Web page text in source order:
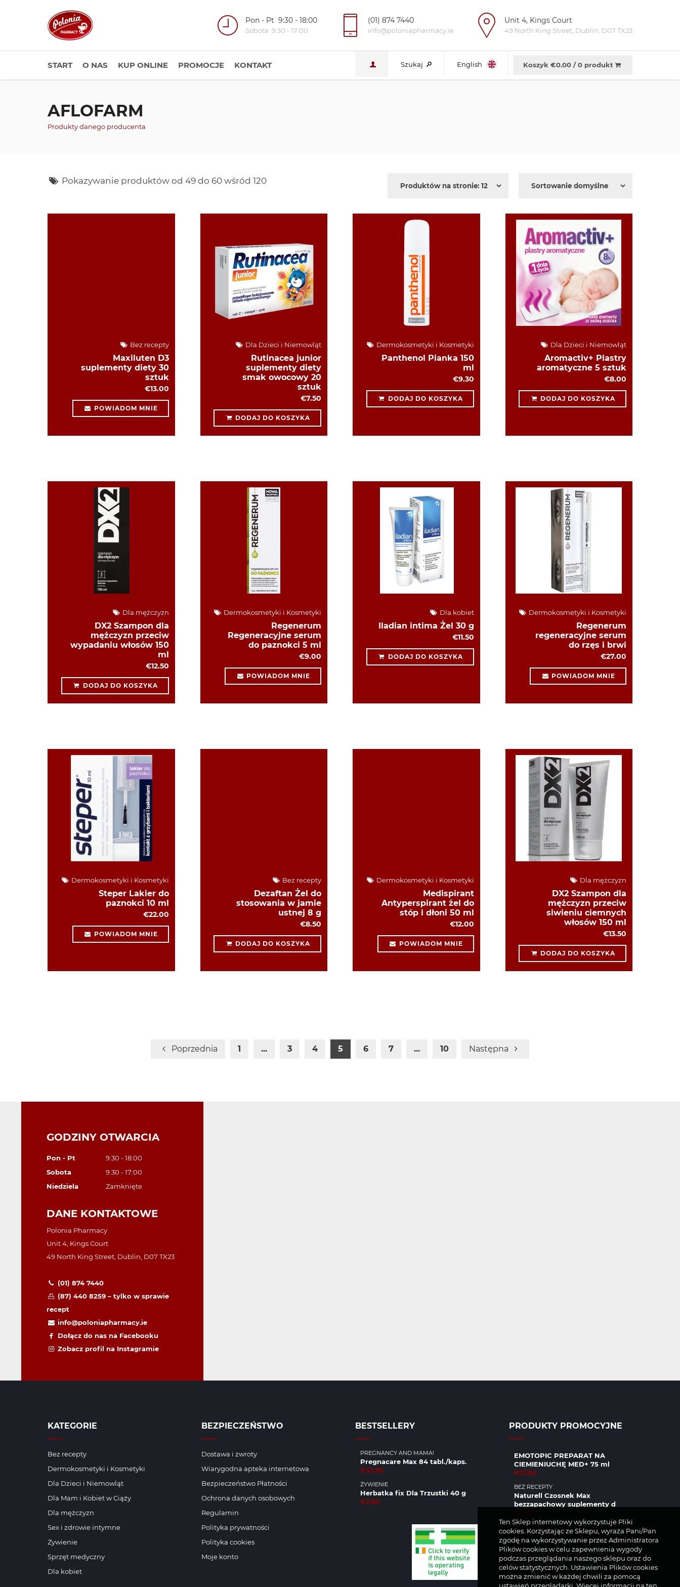
Pon - Pt 9:30 - 18:00
Sobota 9:30 - 17:00
(01) 874 7440
info@poloniapharmacy.ie
Unit 4, Kings Court
49 North King Street, Dublin, D07 TX23
Szukaj English Koszyk €0.00/0 produkt
START O NAS KUP ONLINE PROMOCJE KONTAKT
Ten Sklep internetowy wykorzystuje Pliki
cookies. Korzystając ze Sklepu, wyraża Pani/Pan
zgodę na wykorzystywanie przez Administratora
Plików cookies w celu zapewnienia wygody
podczas przeglądania naszego sklepu oraz do
celów statystycznych. Ustawienia Plików cookies
można zmienić w każdej chwili za pomocą
AFLOFARM
Produkty danego producenta
Pokazywanie produktów od 49 do 60 wśród 120
Bez recepty
Maxiluten D3
suplementy diety 30
sztuk
€13.00
POWIADOM MNIE
Dla Dzieci i Niemowląt
Rutinacea junior
suplementy diety
smak owocowy 20
sztuk
€7.50
DODAJ DO KOSZYKA
Dermokosmetyki i Kosmetyki
Panthenol Pianka 150
ml
€9.30
DODAJ DO KOSZYKA
Dla Dzieci i Niemowląt
Aromactiv+ Plastry
aromatyczne 5 sztuk
€8.00
DODAJ DO KOSZYKA
Dla mężczyzn
DX2 Szampon dla
mężczyzn przeciw
wypadaniu włosów 150
ml
€12.50
DODAJ DO KOSZYKA
Dermokosmetyki i Kosmetyki
Regenerum
Regeneracyjne serum
do paznokci 5 ml
€9.00
POWIADOM MNIE
Dla kobiet
Iladian intima Żel 30 g
€11.50
DODAJ DO KOSZYKA
Dermokosmetyki i Kosmetyki
Regenerum
regeneracyjne serum
do rzęs i brwi
€27.00
POWIADOM MNIE
Dermokosmetyki i Kosmetyki
Steper Lakier do
paznokci 10 ml
€22.00
POWIADOM MNIE
Bez recepty
Dezaftan Żel do
stosowania w jamie
ustnej 8 g
€8.50
DODAJ DO KOSZYKA
Dermokosmetyki i Kosmetyki
Medispirant
Antyperspirant żel do
stóp i dłoni 50 ml
€12.00
POWIADOM MNIE
Dla mężczyzn
DX2 Szampon dla
mężczyzn przeciw
siwieniu ciemnych
włosów 150 ml
€13.50
DODAJ DO KOSZYKA
Poprzednia 1 ... 3 4 5 6 7 ... 10 Następna
GODZINY OTWARCIA
Pon - Pt
9:30 - 18:00
Sobota
9:30 - 17:00
Niedziela
Zamknięte
DANE KONTAKTOWE
Polonia Pharmacy
Unit 4, Kings Court
49 North King Street, Dublin, D07 TX23
(01) 874 7440
(87) 440 8259 – tylko w sprawie
recept
info@poloniapharmacy.ie
Dołącz do nas na Facebooku
Zobacz profil na Instagramie
KATEGORIE
Bez recepty
Dermokosmetyki i Kosmetyki
Dla Dzieci i Niemowląt
Dla Mam i Kobiet w Ciąży
Dla mężczyzn
Sex i zdrowie intymne
Żywienie
Sprzęt medyczny
Dla kobiet
BEZPIECZEŃSTWO
Dostawa i zwroty
Wiarygodna apteka internetowa
Bezpieczeństwo Płatności
Ochrona danych osobowych
Regulamin
Polityka prywatności
Polityka cookies
Moje konto
BESTSELLERY
PREGNANCY AND MAMA!
Pregnacare Max 84 tabl./kaps.
€33.85
ŻYWIENIE
Herbatka fix Dla Trzustki 40 g
€3.80
PRODUKTY PROMOCYJNE
EMOTOPIC PREPARAT NA
CIEMIENIUCHĘ MED+ 75 ml
€21.00
BEZ RECEPTY
Naturell Czosnek Max
bezzapachowy suplementy d
You can confirm by clicking on the
image that Polonia Pharmacy are
registered on the Internet Supply List
of the PSI and are permitted to use